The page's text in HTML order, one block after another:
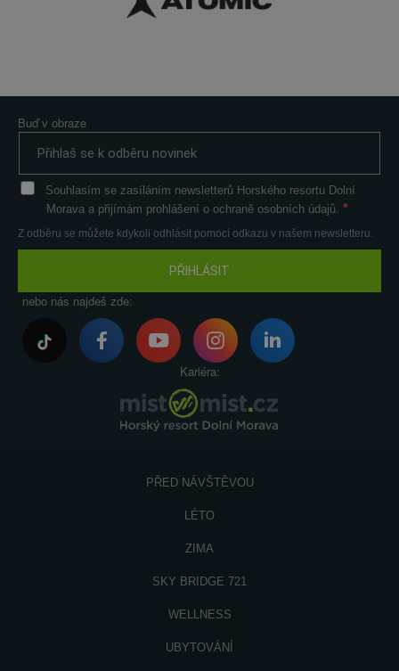
Buď v obraze
PŘIHLÁSIT
Souhlasím se zasíláním newsletterů Horského resortu Dolní
Morava a přijímám prohlášení o ochraně osobních údajů.
Z odběru se můžete kdykoli odhlásit pomocí odkazu v našem newsletteru.
nebo nás najdeš zde:
Kariéra:
PŘED NÁVŠTĚVOU
LÉTO
ZIMA
SKY BRIDGE 721
WELLNESS
UBYTOVÁNÍ